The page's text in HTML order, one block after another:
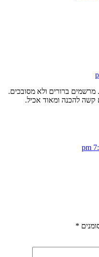
ברורים ולא מסובכים.
קשה להכנה ומאוד אכיל.
*